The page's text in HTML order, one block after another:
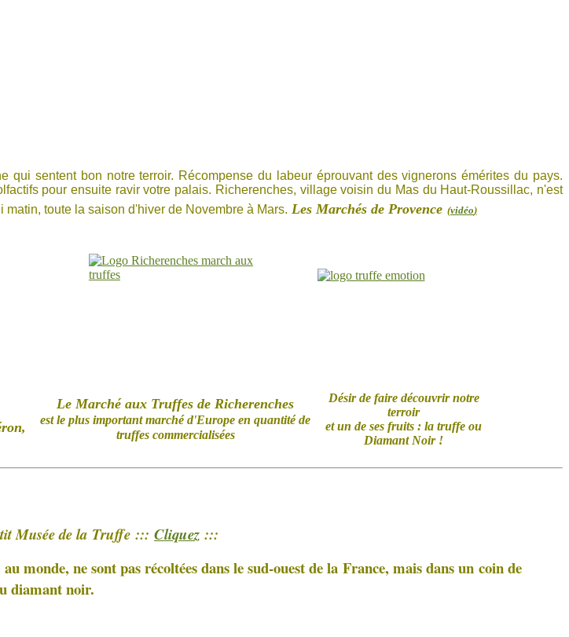
sentent bon notre terroir. Récompense du labeur éprouvant des vignerons émérites du pays.
pour ensuite ravir votre palais. Richerenches, village voisin du Mas du Haut-Roussillac, n'est
toute la saison d'hiver de Novembre à Mars. Les Marchés de Provence (vidéo)
Le Marché aux Truffes de Richerenches
est le plus important marché d'Europe en quantité de
truffes commercialisées
Désir de faire découvrir notre
terroir
et un de ses fruits : la truffe ou
Diamant Noir !
Musée de la Truffe ::: Cliquez :::
monde, ne sont pas récoltées dans le sud-ouest de la France, mais dans un coin de
diamant noir.